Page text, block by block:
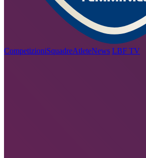
CompetizioniSquadreAtleteNews LBF TV